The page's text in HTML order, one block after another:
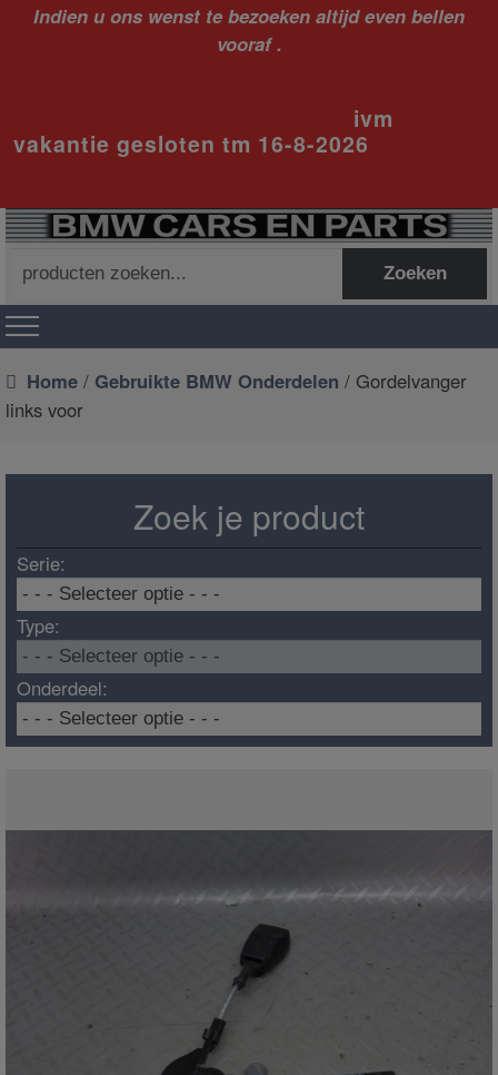
Indien u ons wenst te bezoeken altijd even bellen
vooraf .
ivm
vakantie gesloten tm 16-8-2026
naar:
Zoeken
Home / Gebruikte BMW Onderdelen / Gordelvanger
links voor
Zoek je product
Serie:
Type:
Onderdeel: